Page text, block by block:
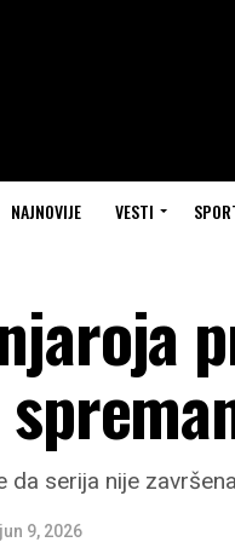
NAJNOVIJE VESTI
da serija nije
jun 9, 2026